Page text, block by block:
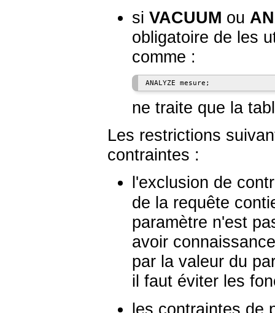
si VACUUM ou
obligatoire de les
comme :
ne traite que la
Les restrictions
contraintes :
l'exclusion de
de la requête
paramètre n'est
avoir
par la valeur du
il faut éviter les